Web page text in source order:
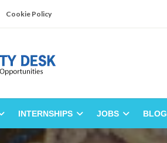
Cookie Policy
Desk
INTERNSHIPS JOBS BLOG